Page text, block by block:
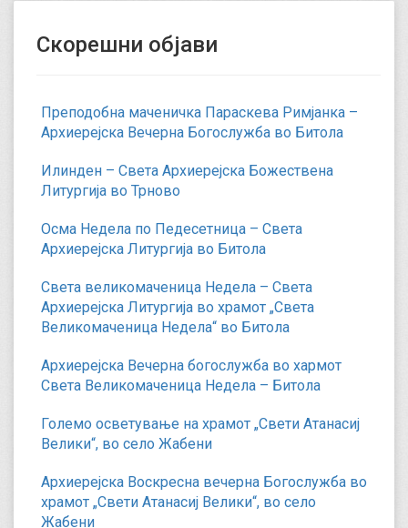
Скорешни објави
Преподобна маченичка Параскева Римјанка –
Архиерејска Вечерна Богослужба во Битола
Илинден – Света Архиерејска Божествена
Литургија во Трново
Осма Недела по Педесетница – Света
Архиерејска Литургија во Битола
Света великомаченица Недела – Света
Архиерејска Литургија во храмот „Света
Великомаченица Недела“ во Битола
Архиерејска Вечерна богослужба во хармот
Света Великомаченица Недела – Битола
Големо осветување на храмот „Свети Атанасиј
Велики“, во село Жабени
Архиерејска Воскресна вечерна Богослужба во
храмот „Свети Атанасиј Велики“, во село
Жабени